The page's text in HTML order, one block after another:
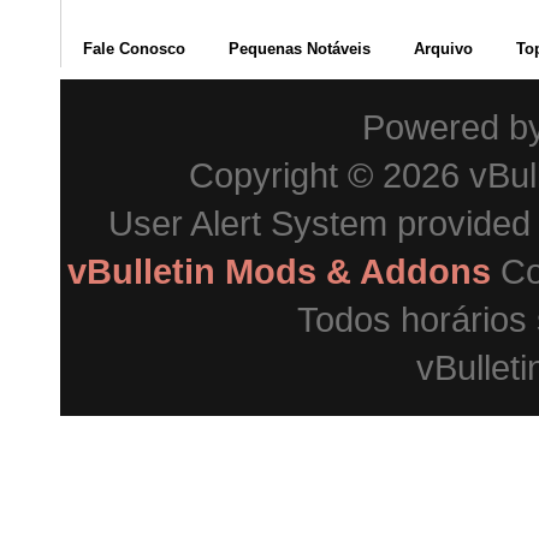
Fale Conosco Pequenas Notáveis Arquivo
Powered
Copyright © 2026
User Alert System
vBulletin Mods & Addons
Todos